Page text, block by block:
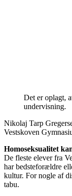
Det er oplagt,
undervisning.
Nikolaj Tarp
Vestskoven
Homoseksualitet
De fleste elever fra
har bedsteforældre
kultur. For nogle af
tabu.